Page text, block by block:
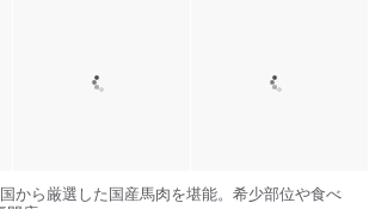
国から厳選した国産馬肉を堪能。希少部位や食べ